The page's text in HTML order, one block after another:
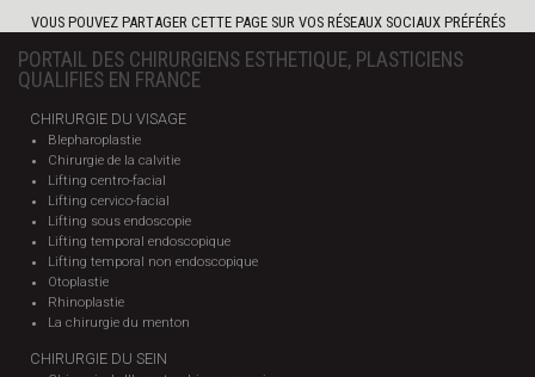
VOUS POUVEZ PARTAGER CETTE PAGE SUR VOS RÉSEAUX SOCIAUX PRÉFÉRÉS
PORTAIL DES CHIRURGIENS ESTHETIQUE, PLASTICIENS
QUALIFIES EN FRANCE
CHIRURGIE DU VISAGE
Blepharoplastie
Chirurgie de la calvitie
Lifting centro-facial
Lifting cervico-facial
Lifting sous endoscopie
Lifting temporal endoscopique
Lifting temporal non endoscopique
Otoplastie
Rhinoplastie
La chirurgie du menton
CHIRURGIE DU SEIN